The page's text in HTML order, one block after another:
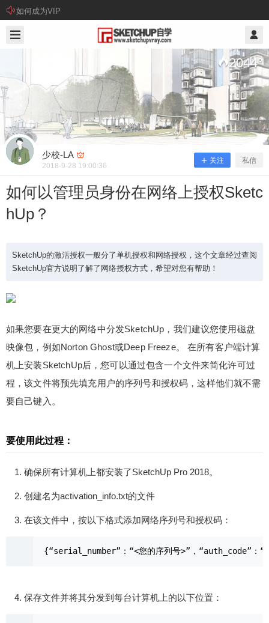
如何成为VIP
2044°
少校-LA
2018-9-28 19:00:36
关注 私信
如何以管理员身份在网络上授权Sketc
hUp？
SketchUp的激活授权一般分了单机授权和网络授权，这个文章经过查阅
SketchUp官方说明了解了网络授权方式，希望对您有帮助！
如果您要在更大的网络中分发SketchUp，我们建议您使用磁盘
映像包，例如Norton Ghost或Deep Freeze。 在所有客户端计算
机上安装SketchUp后，您可以通过包含一个文件来简化许可过
程，该文件将预先填充用户的序列号和授权码，这样他们就不需
要自己键入。
要使用此过程：
确保所有计算机上都安装了SketchUp Pro 2018。
创建名为activation_info.txt的文件
在该文件中，按以下格式添加网络序列号和授权码：
保存文件并将其分发到每台计算机上的以下位置：
少校-LA @ SketchUp自学
如何以管理员身份在网络上授权Sketc
hUp？
SketchUp的激活授权一般分了单机授权和网络授
权，这个文章经过查阅SketchUp官方说明了解了网
络授权方式，希望对您有帮助！
扫描二维码继续阅读